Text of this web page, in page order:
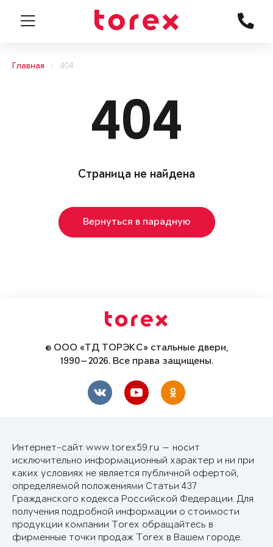
Главная 404
404
Страница не найдена
Вернуться в парадную
© ООО «ТД ТОРЭКС» стальные двери,
1990—2026. Все права защищены.
Интернет-сайт www.torex59.ru — носит
исключительно информационный характер и ни при
каких условиях не является публичной офертой,
определяемой положениями Статьи 437
Гражданского кодекса Российской Федерации. Для
получения подробной информации о стоимости
продукции компании Torex обращайтесь в
фирменные точки продаж Torex в Вашем городе.